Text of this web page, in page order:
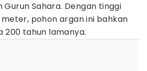
Gurun Sahara. Dengan tinggi
pohon argan ini bahkan
200 tahun lamanya.